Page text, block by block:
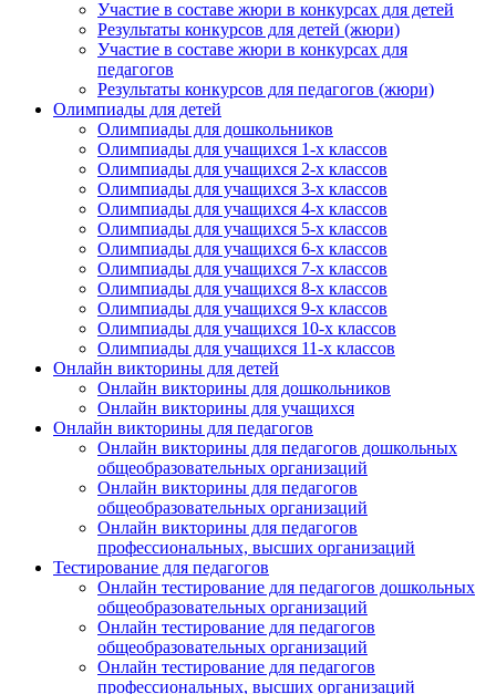
Участие в составе жюри в конкурсах для детей
Результаты конкурсов для детей (жюри)
Участие в составе жюри в конкурсах для
педагогов
Результаты конкурсов для педагогов (жюри)
Олимпиады для детей
Олимпиады для дошкольников
Олимпиады для учащихся 1-х классов
Олимпиады для учащихся 2-х классов
Олимпиады для учащихся 3-х классов
Олимпиады для учащихся 4-х классов
Олимпиады для учащихся 5-х классов
Олимпиады для учащихся 6-х классов
Олимпиады для учащихся 7-х классов
Олимпиады для учащихся 8-х классов
Олимпиады для учащихся 9-х классов
Олимпиады для учащихся 10-х классов
Олимпиады для учащихся 11-х классов
Онлайн викторины для детей
Онлайн викторины для дошкольников
Онлайн викторины для учащихся
Онлайн викторины для педагогов
Онлайн викторины для педагогов дошкольных
общеобразовательных организаций
Онлайн викторины для педагогов
общеобразовательных организаций
Онлайн викторины для педагогов
профессиональных, высших организаций
Тестирование для педагогов
Онлайн тестирование для педагогов дошкольных
общеобразовательных организаций
Онлайн тестирование для педагогов
общеобразовательных организаций
Онлайн тестирование для педагогов
профессиональных, высших организаций